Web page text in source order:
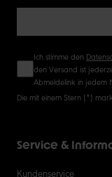
Ich stimme den
den Versand ist
Abmeldelink in jedem
Die mit einem Stern (*)
Service &
Kundenservice